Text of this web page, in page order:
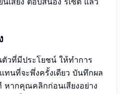
วที่มีประโยชน์ ให้ทำการ
ทนที่จะพึ่งครั้งเดียว บันทึกผล
หากคุณคลิกก่อนเสียงอย่าง